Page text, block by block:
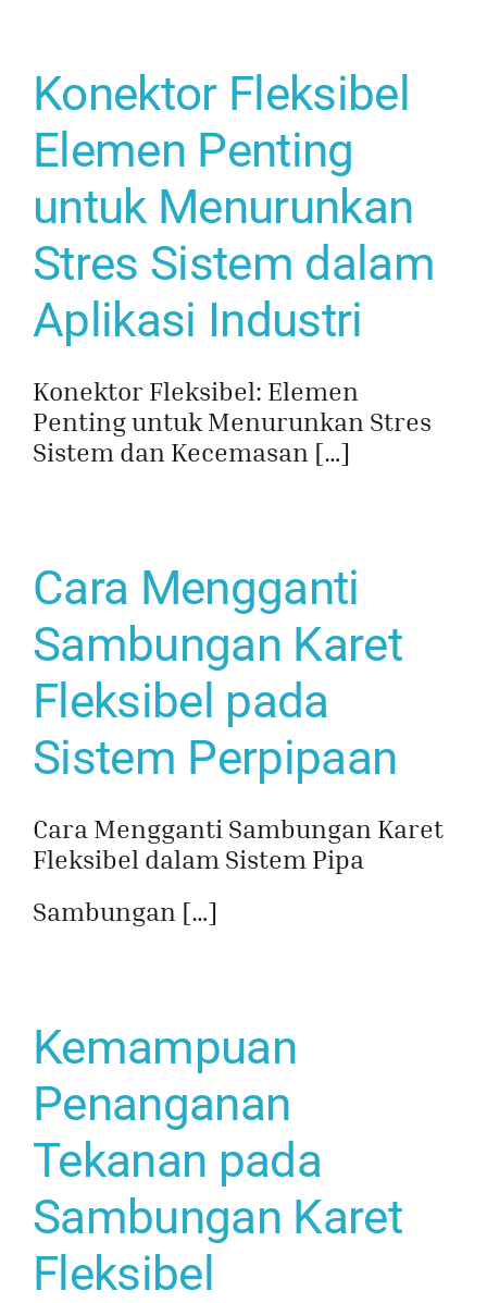
Konektor Fleksibel
Elemen Penting
untuk Menurunkan
Stres Sistem dalam
Aplikasi Industri
Konektor Fleksibel: Elemen
Penting untuk Menurunkan Stres
Sistem dan Kecemasan […]
Cara Mengganti
Sambungan Karet
Fleksibel pada
Sistem Perpipaan
Cara Mengganti Sambungan Karet
Fleksibel dalam Sistem Pipa
Sambungan […]
Kemampuan
Penanganan
Tekanan pada
Sambungan Karet
Fleksibel